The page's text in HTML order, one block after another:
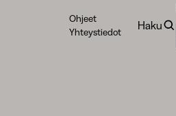
Ohjeet
Yhteystiedot
Haku